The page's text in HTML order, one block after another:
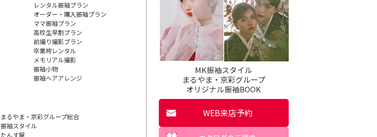
レンタル振袖プラン
オーダー・購入振袖プラン
ママ振袖プラン
高校生早割プラン
前撮り撮影プラン
卒業袴レンタル
メモリアル撮影
振袖小物
振袖ヘアアレンジ
まるやま・京彩グループ総合
振袖スタイル
たんす屋
MK振袖スタイル
まるやま・京彩グループ
オリジナル振袖BOOK
WEB来店予約